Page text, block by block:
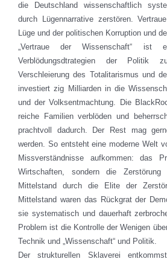
die Deutschland wissenschaftlich
durch Lügennarrative zerstören.
Lüge und der politischen Korruption und
„Vertraue der Wissenschaft“ ist
Verblödungsdtrategien der Politik
Verschleierung des Totalitarismus und
investiert zig Milliarden in die
und der Volksentmachtung. Die
reiche Familien verblöden und
prachtvoll dadurch. Der Rest mag
werden. So entsteht eine moderne Welt
Missverständnisse aufkommen: das
Wirtschaften, sondern die
Mittelstand durch die Elite der
Mittelstand waren das Rückgrat der
sie systematisch und dauerhaft
Problem ist die Kontrolle der Wenigen
Technik und „Wissenschaft“ und Politik.
Der strukturellen Sklaverei